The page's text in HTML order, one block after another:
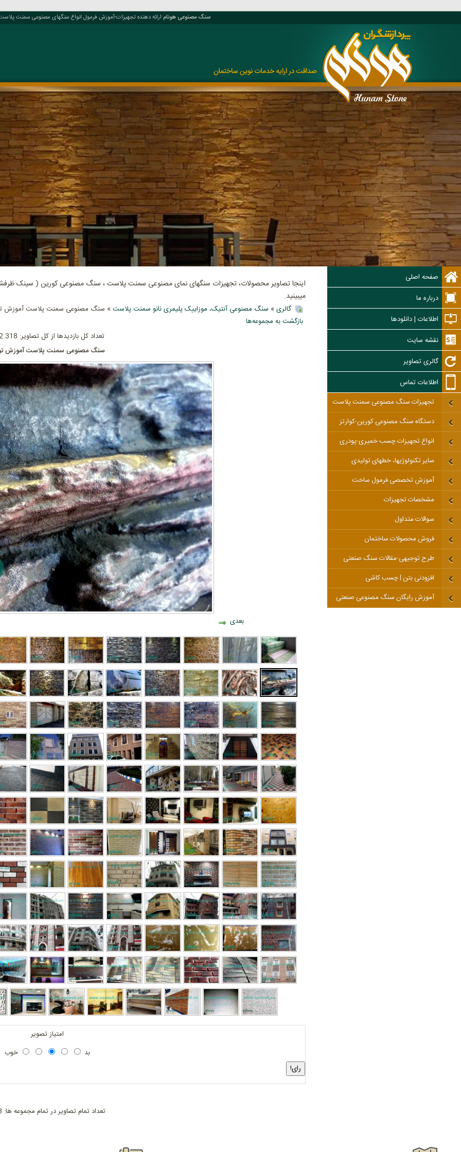
سنگ مصنوعی هونامارائه دهنده تجهیزات-آموزش فرمول انواع سنگهای مصنوعی سمنت پلاست،
صفحه اصلی
درباره ما
اطلاعات | دانلودها
نقشه سایت
گالری تصاویر
اطلاعات تماس
تجهیزات سنگ مصنوعی سمنت پلاست
دستگاه سنگ مصنوعی کورین-کوارتز
انواع تجهیزات چسب خمیری-پودری
سایر تکنولوژیها، خطهای تولیدی
آموزش تخصصی فرمول ساخت
مشخصات تجهیزات
سوالات متداول
فروش محصولات ساختمان
طرح توجیهی-مقالات سنگ صنعتی
افزودنی بتن | چسب کاشی
آموزش رایگان سنگ مصنوعی صنعتی
اینجا تصاویر محصولات، تجهیزات سنگهای نمای مصنوعی سمنت پلاست ، سنگ مصنوعی کورین ( سینک
میبینید.
گالری» سنگ مصنوعی آنتیک، موزاییک پلیمری نانو سمنت پلاست» سنگ مصنوعی سمنت پلاست آموزش
بازگشت به مجموعه‌ها
تعداد کل بازدیدها از کل تصاویر: 602.318
سنگ مصنوعی سمنت پلاست آموزش
بعدی
امتیاز تصویر
بد
خوب
تعداد تمام تصاویر در تمام مجموعه ها: 763